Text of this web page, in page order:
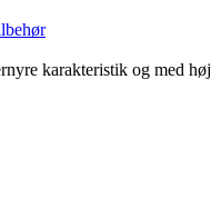
karakteristik og med høj